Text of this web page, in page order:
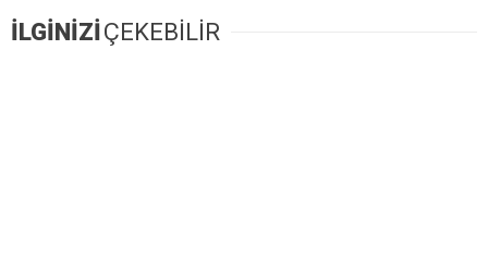
İLGİNİZİÇEKEBİLİR